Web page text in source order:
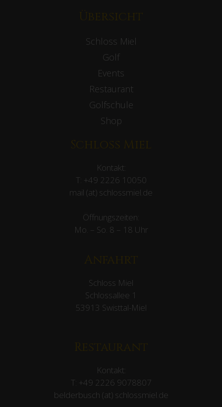
Übersicht
Schloss Miel
Golf
Events
Restaurant
Golfschule
Shop
Schloss Miel
Kontakt:
T: +49 2226 10050
mail (at) schlossmiel.de
Öffnungszeiten:
Mo. – So. 8 – 18 Uhr
Anfahrt
Schloss Miel
Schlossallee 1
53913 Swisttal-Miel
Restaurant
Kontakt:
T: +49 2226 9078807
belderbusch (at) schlossmiel.de